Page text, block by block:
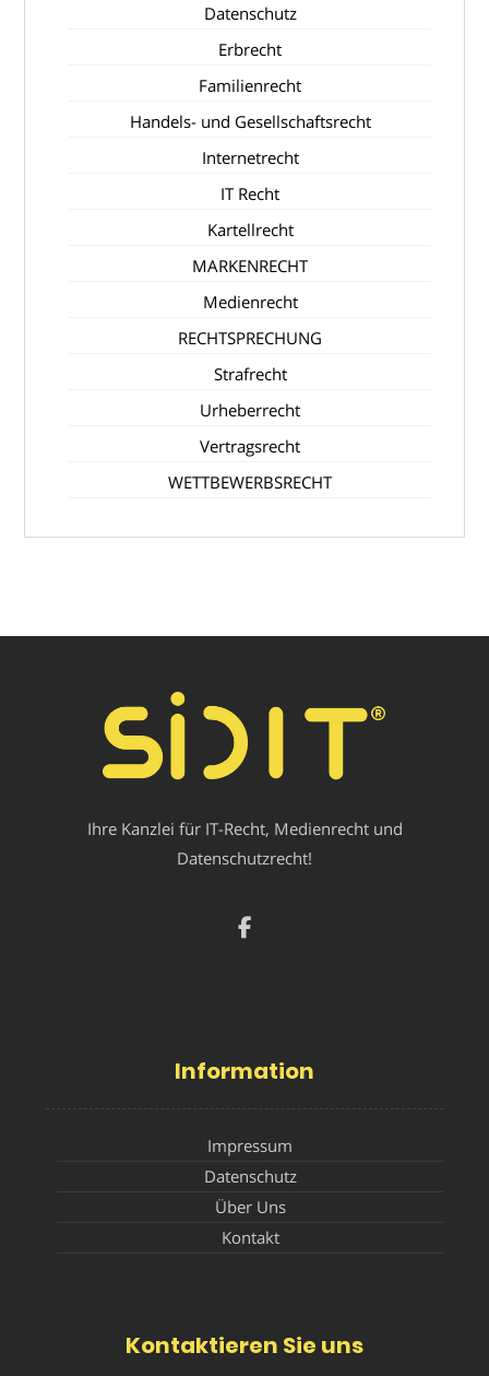
Datenschutz
Erbrecht
Familienrecht
Handels- und Gesellschaftsrecht
Internetrecht
IT Recht
Kartellrecht
MARKENRECHT
Medienrecht
RECHTSPRECHUNG
Strafrecht
Urheberrecht
Vertragsrecht
WETTBEWERBSRECHT
Ihre Kanzlei für IT-Recht, Medienrecht und
Datenschutzrecht!
Information
Impressum
Datenschutz
Über Uns
Kontakt
Kontaktieren Sie uns